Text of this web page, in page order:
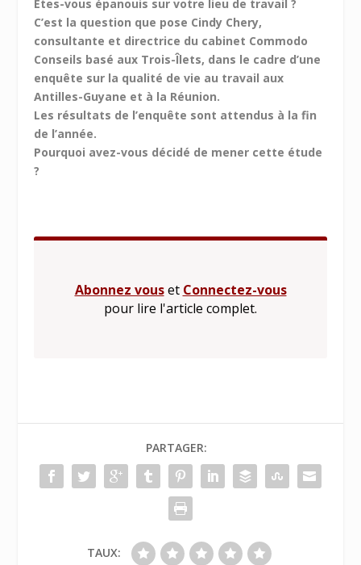
Êtes-vous épanouis sur votre lieu de travail ?
C’est la question que pose Cindy Chery,
consultante et directrice du cabinet Commodo
Conseils basé aux Trois-Îlets, dans le cadre d’une
enquête sur la qualité de vie au travail aux
Antilles-Guyane et à la Réunion.
Les résultats de l’enquête sont attendus à la fin
de l’année.
Pourquoi avez-vous décidé de mener cette étude
?
Abonnez vouset Connectez-vous
pour lire l'article complet.
PARTAGER:
TAUX: